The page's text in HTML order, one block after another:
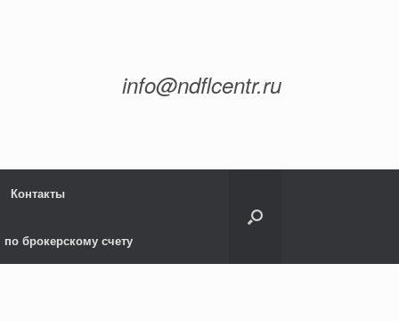
info@ndflcentr.ru
Контакты
брокерскому счету